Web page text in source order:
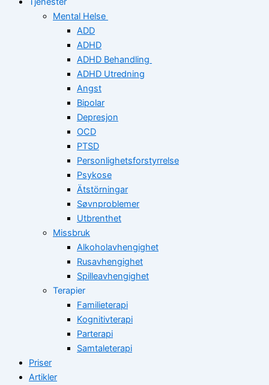
Mental Helse
ADD
ADHD
ADHD Behandling
ADHD Utredning
Angst
Bipolar
Depresjon
OCD
PTSD
Personlighetsforstyrrelse
Psykose
Ätstörningar
Søvnproblemer
Utbrenthet
Missbruk
Alkoholavhengighet
Rusavhengighet
Spilleavhengighet
Terapier
Familieterapi
Kognitivterapi
Parterapi
Samtaleterapi
Priser
Artikler